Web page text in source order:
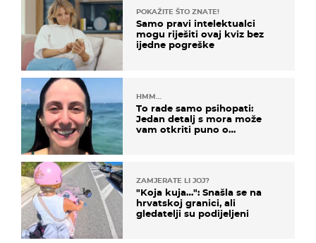
POKAŽITE ŠTO ZNATE!
Samo pravi intelektualci
mogu riješiti ovaj kviz bez
ijedne pogreške
HMM…
To rade samo psihopati:
Jedan detalj s mora može
vam otkriti puno o
ZAMJERATE LI JOJ?
"Koja kuja…": Snašla se na
hrvatskoj granici, ali
gledatelji su podijeljeni